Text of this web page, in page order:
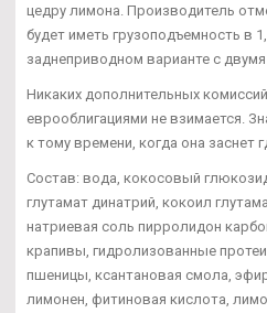
цедру лимона. Производитель
будет иметь грузоподъемность в
заднеприводном варианте с
Никаких дополнительных
еврооблигациями не взимается.
к тому времени, когда она заснет
Состав: вода, кокосовый
глутамат динатрий, кокоил
натриевая соль пирролидон
крапивы, гидролизованные
пшеницы, ксантановая смола,
лимонен, фитиновая кислота,